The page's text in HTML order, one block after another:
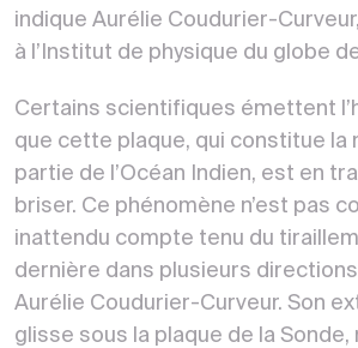
indique Aurélie Coudurier-
à l’Institut de physique du globe
Certains scientifiques émettent
que cette plaque, qui constitue la
partie de l’Océan Indien, est en
briser. Ce phénomène n’est pas
inattendu compte tenu du
dernière dans plusieurs
Aurélie Coudurier-Curveur. Son
glisse sous la plaque de la Sonde,